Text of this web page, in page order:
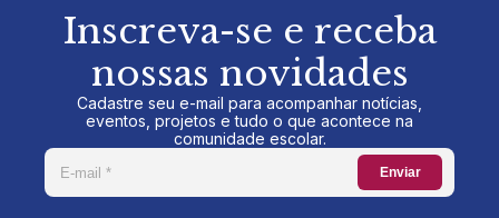
Inscreva-se e receba
nossas novidades
Cadastre seu e-mail para acompanhar notícias,
eventos, projetos e tudo o que acontece na
comunidade escolar.
Enviar